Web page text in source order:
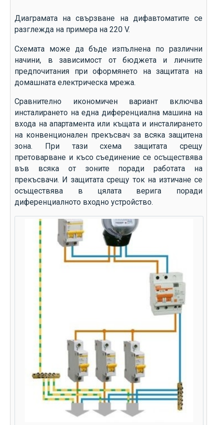
Диаграмата на свързване на дифавтоматите се
разглежда на примера на 220 V.
Схемата може да бъде изпълнена по различни
начини, в зависимост от бюджета и личните
предпочитания при оформянето на защитата на
домашната електрическа мрежа.
Сравнително икономичен вариант включва
инсталирането на една диференциална машина на
входа на апартамента или къщата и инсталирането
на конвенционален прекъсвач за всяка защитена
зона. При тази схема защитата срещу
претоварване и късо съединение се осъществява
във всяка от зоните поради работата на
прекъсвачи. И защитата срещу ток на изтичане се
осъществява в цялата верига поради
диференциалното входно устройство.